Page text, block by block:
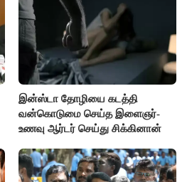
இன்ஸ்டா தோழியை கடத்தி
வன்கொடுமை செய்த இளைஞர்-
உணவு ஆர்டர் செய்து சிக்கினான்